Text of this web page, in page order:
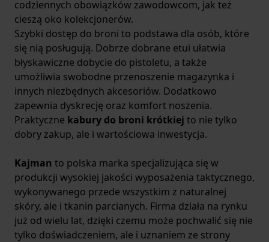
codziennych obowiązków zawodowcom, jak też
cieszą oko kolekcjonerów.
Szybki dostęp do broni to podstawa dla osób, które
się nią posługują. Dobrze dobrane etui ułatwia
błyskawiczne dobycie do pistoletu, a także
umożliwia swobodne przenoszenie magazynka i
innych niezbędnych akcesoriów. Dodatkowo
zapewnia dyskrecję oraz komfort noszenia.
Praktyczne kabury do broni krótkiej to nie tylko
dobry zakup, ale i wartościowa inwestycja.
Kajman to polska marka specjalizująca się w
produkcji wysokiej jakości wyposażenia taktycznego,
wykonywanego przede wszystkim z naturalnej
skóry, ale i tkanin parcianych. Firma działa na rynku
już od wielu lat, dzięki czemu może pochwalić się nie
tylko doświadczeniem, ale i uznaniem ze strony